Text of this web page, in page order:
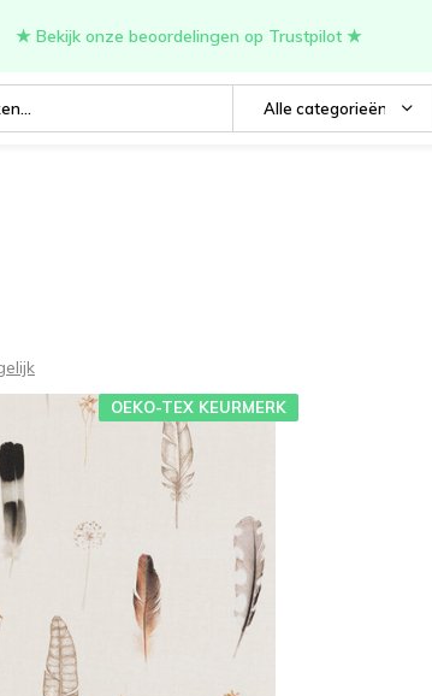
Alle categorieën
★ Bekijk onze beoordelingen op Trustpilot ★
OEKO-TEX KEURMERK